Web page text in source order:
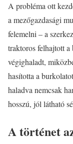
A probléma ott
a mezőgazdasági
felemelni – a
traktoros felhajtott
végighaladt,
hasította a
haladva nemcsak
hosszú, jól látható
A történet